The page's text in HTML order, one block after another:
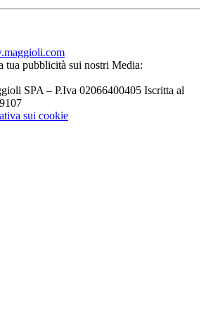
tua pubblicità sui nostri Media:
SPA – P.Iva 02066400405 Iscritta al
sui cookie